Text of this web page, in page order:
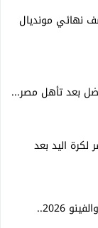
نهائي مونديال
بعد تأهل مصر...
اليد بعد
سعر رغيف الخبز السياحي والفينو 2026..